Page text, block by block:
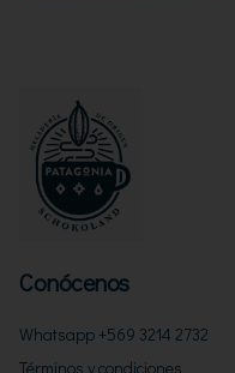
Conócenos
Whatsapp +569 3214 2732
Términos y condiciones